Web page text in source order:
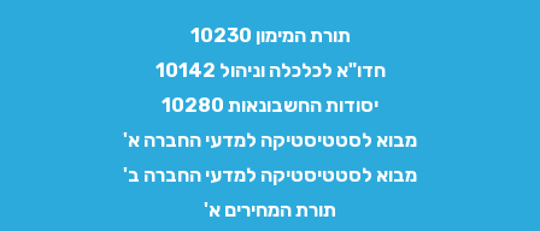
תורת המימון 10230
חדו"א לכלכלה וניהול 10142
יסודות החשבונאות 10280
מבוא לסטטיסטיקה למדעי החברה א'
מבוא לסטטיסטיקה למדעי החברה ב'
תורת המחירים א'